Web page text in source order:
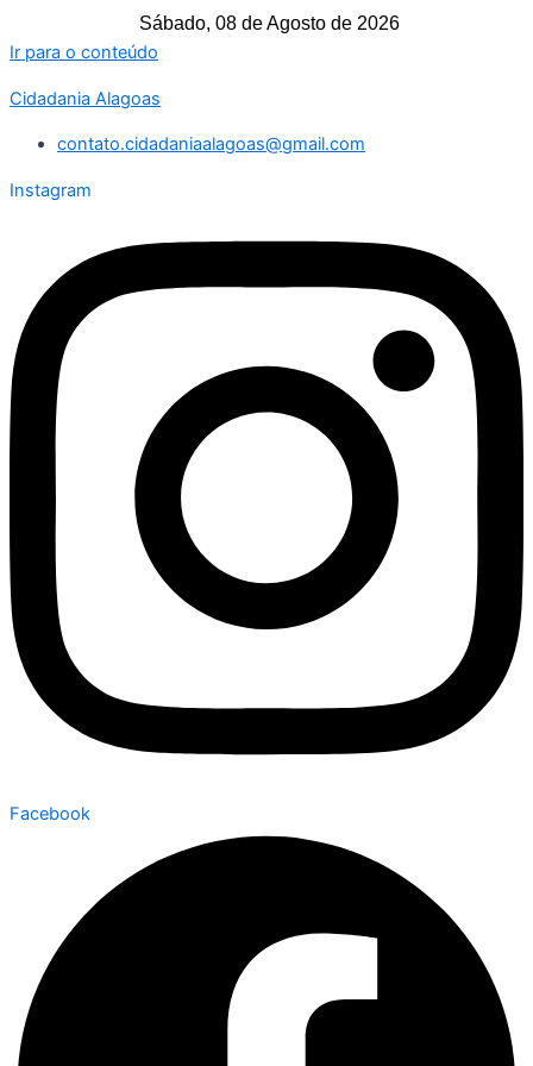
Sábado, 08 de Agosto de 2026
Ir para o conteúdo
Cidadania Alagoas
contato.cidadaniaalagoas@gmail.com
Instagram
Facebook